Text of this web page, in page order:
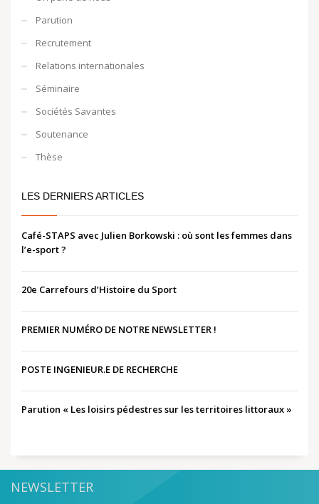
Parution
Recrutement
Relations internationales
Séminaire
Sociétés Savantes
Soutenance
Thèse
LES DERNIERS ARTICLES
Café-STAPS avec Julien Borkowski : où sont les femmes dans
l’e-sport ?
20e Carrefours d’Histoire du Sport
PREMIER NUMÉRO DE NOTRE NEWSLETTER !
POSTE INGENIEUR.E DE RECHERCHE
Parution « Les loisirs pédestres sur les territoires littoraux »
NEWSLETTER